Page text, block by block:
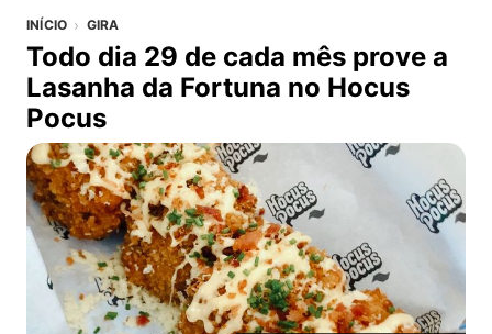
INÍCIO GIRA
Todo dia 29 de cada mês prove a
Lasanha da Fortuna no Hocus
Pocus